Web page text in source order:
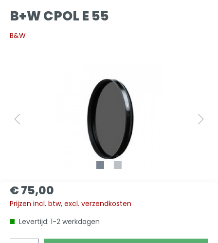
B+W CPOL E 55
B&W
€ 75,00
Prijzen incl. btw, excl. verzendkosten
Levertijd: 1-2 werkdagen